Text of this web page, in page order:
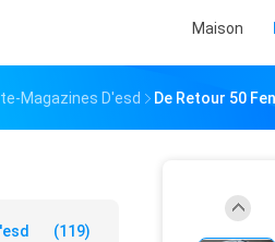
Maison
Magazines D'esd De Retour 50
(119)